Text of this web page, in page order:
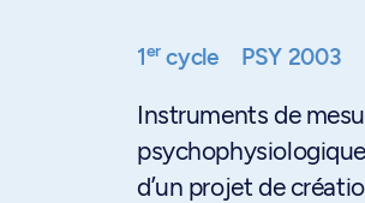
1ercycle PSY 2003
Instruments de
d’un projet de